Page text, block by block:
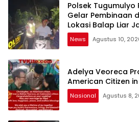
Polsek Tugumulyo
Gelar Pembinaan
Lokasi Balap Liar
News Agustus 10,
Adelya Veoreca
American Citizen
Nasional Agustus 8,